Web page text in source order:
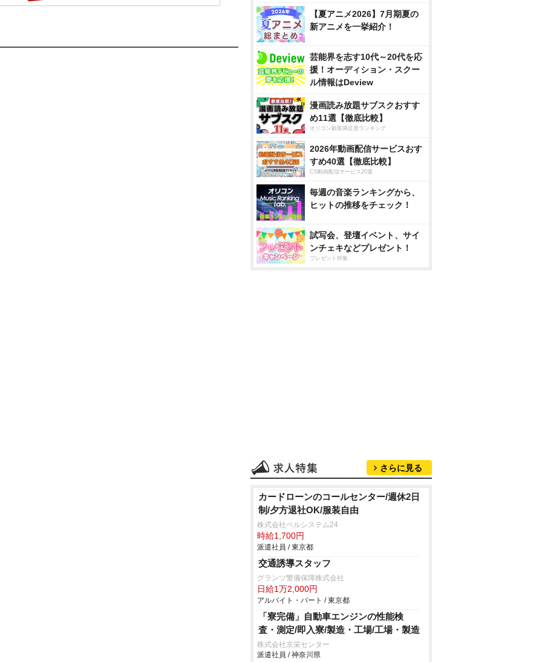
【夏アニメ2026】7月期夏の
新アニメを一挙紹介！
芸能界を志す10代～20代を応
援！オーディション・スクー
ル情報はDeview
漫画読み放題サブスクおすす
め11選【徹底比較】
オリコン顧客満足度ランキング
2026年動画配信サービスおす
すめ40選【徹底比較】
CS動画配信サービス20選
毎週の音楽ランキングから、
ヒットの推移をチェック！
試写会、登壇イベント、サイ
ンチェキなどプレゼント！
プレゼント特集
さらに見る
カードローンのコールセンター/週休2日
制/夕方退社OK/服装自由
株式会社ベルシステム24
時給1,700円
派遣社員 / 東京都
交通誘導スタッフ
グランツ警備保障株式会社
日給1万2,000円
アルバイト・パート / 東京都
「寮完備」自動車エンジンの性能検
査・測定/即入寮/製造・工場/工場・製造
株式会社京栄センター
派遣社員 / 神奈川県